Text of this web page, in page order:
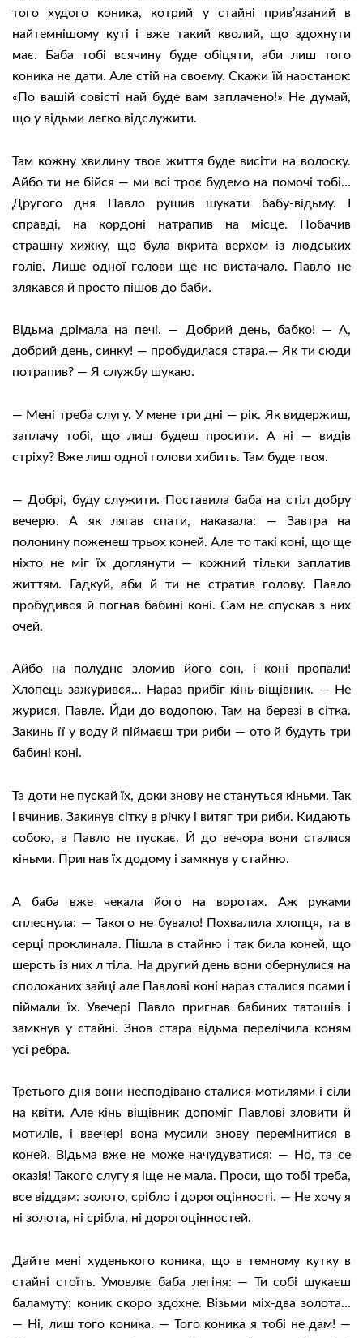
того худого коника, котрий у стайні прив’язаний в
найтемнішому куті і вже такий кволий, що здохнути
має. Баба тобі всячину буде обіцяти, аби лиш того
коника не дати. Але стій на своєму. Скажи їй наостанок:
«По вашій совісті най буде вам заплачено!» Не думай,
що у відьми легко відслужити.
Там кожну хвилину твоє життя буде висіти на волоску.
Айбо ти не бійся — ми всі троє будемо на помочі тобі…
Другого дня Павло рушив шукати бабу-відьму. І
справді, на кордоні натрапив на місце. Побачив
страшну хижку, що була вкрита верхом із людських
голів. Лише одної голови ще не вистачало. Павло не
злякався й просто пішов до баби.
Відьма дрімала на печі. — Добрий день, бабко! — А,
добрий день, синку! — пробудилася стара.— Як ти сюди
потрапив? — Я службу шукаю.
— Мені треба слугу. У мене три дні — рік. Як видержиш,
заплачу тобі, що лиш будеш просити. А ні — видів
стріху? Вже лиш одної голови хибить. Там буде твоя.
— Добрі, буду служити. Поставила баба на стіл добру
вечерю. А як лягав спати, наказала: — Завтра на
полонину поженеш трьох коней. Але то такі коні, що ще
ніхто не міг їх доглянути — кожний тільки заплатив
життям. Гадкуй, аби й ти не стратив голову. Павло
пробудився й погнав бабині коні. Сам не спускав з них
очей.
Айбо на полуднє зломив його сон, і коні пропали!
Хлопець зажурився… Нараз прибіг кінь-віщівник. — Не
журися, Павле. Йди до водопою. Там на березі в сітка.
Закинь її у воду й піймаєш три риби — ото й будуть три
бабині коні.
Та доти не пускай їх, доки знову не стануться кіньми. Так
і вчинив. Закинув сітку в річку і витяг три риби. Кидають
собою, а Павло не пускає. Й до вечора вони сталися
кіньми. Пригнав їх додому і замкнув у стайню.
А баба вже чекала його на воротах. Аж руками
сплеснула: — Такого не бувало! Похвалила хлопця, та в
серці проклинала. Пішла в стайню і так била коней, що
шерсть із них л тіла. На другий день вони обернулися на
сполоханих зайці але Павлові коні нараз сталися псами і
піймали їх. Увечері Павло пригнав бабиних татошів і
замкнув у стайні. Знов стара відьма перелічила коням
усі ребра.
Третього дня вони несподівано сталися мотилями і сіли
на квіти. Але кінь віщівник допоміг Павлові зловити й
мотилів, і ввечері вона мусили знову перемінитися в
коней. Відьма вже не може начудуватися: — Но, та се
оказія! Такого слугу я іще не мала. Проси, що тобі треба,
все віддам: золото, срібло і дорогоцінності. — Не хочу я
ні золота, ні срібла, ні дорогоцінностей.
Дайте мені худенького коника, що в темному кутку в
стайні стоїть. Умовляє баба легіня: — Ти собі шукаєш
баламуту: коник скоро здохне. Візьми міх-два золота…
— Ні, лиш того коника. — Того коника я тобі не дам! —